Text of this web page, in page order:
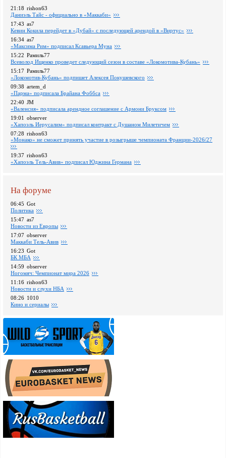
21:18 rishon63
Даниэль Тайс - официально в «Маккаби»
17:43 as7
Кевин Кокила перейдет в «Дубай» с последующей арендой в «Виртус»
16:34 as7
«Максима Рим» подписал Ксавьера Муна
15:22 Рамиль77
Всеволод Ищенко проведет следующий сезон в составе «Локомотива-Кубань»
15:17 Рамиль77
«Локомотив-Кубань» подпишет Алексея Покушевского
09:38 artem_d
«Парма» подписала Брайана Фоббса
22:40 JM
«Валенсия» подписала арендное соглашение с Армони Бруксом
19:01 observer
«Хапоэль Иерусалим» подписал контракт с Душаном Милетичем
07:28 rishon63
«Монако» не сможет принять участие в розыгрыше чемпионата Франции-2026/27
19:37 rishon63
«Хапоэль Тель-Авив» подписал Юджина Германа
На форуме
06:45 Got
Политика
15:47 as7
Новости из Европы
17:07 observer
Маккаби Тель-Авив
16:23 Got
БК МБА
14:59 observer
Ногомяч: Чемпионат мира 2026
11:16 rishon63
Новости и слухи НБА
08:26 1010
Кино и сериалы